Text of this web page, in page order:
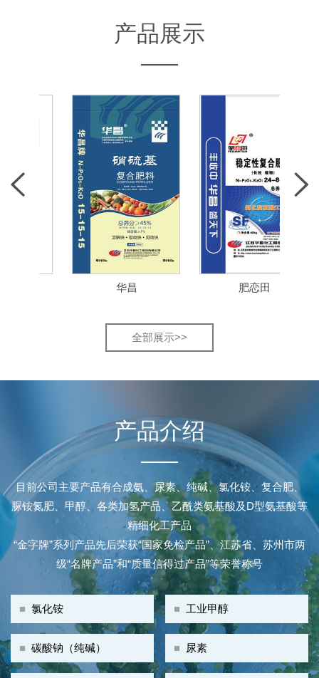
产品展示
肥恋田
全部展示>>
产品介绍
目前公司主要产品有合成氨、尿素、纯碱、氯化铵、复合肥、
脲铵氮肥、甲醇、各类加氢产品、乙酰类氨基酸及D型氨基酸等
精细化工产品
“金字牌”系列产品先后荣获“国家免检产品”、江苏省、苏州市两
级“名牌产品”和“质量信得过产品”等荣誉称号
■ 工业甲醇
■ 氯化铵
■ 尿素
■ 碳酸钠（纯碱）